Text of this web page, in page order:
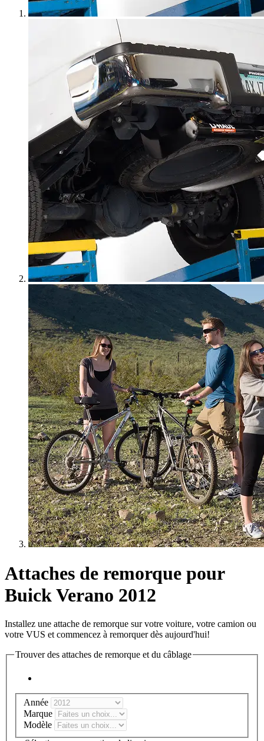
Attaches de remorque pour
Buick Verano 2012
Installez une attache de remorque sur votre voiture, votre camion ou
votre VUS et commencez à remorquer dès aujourd'hui!
Trouver des attaches de remorque et du câblage
Année
Marque
Modèle